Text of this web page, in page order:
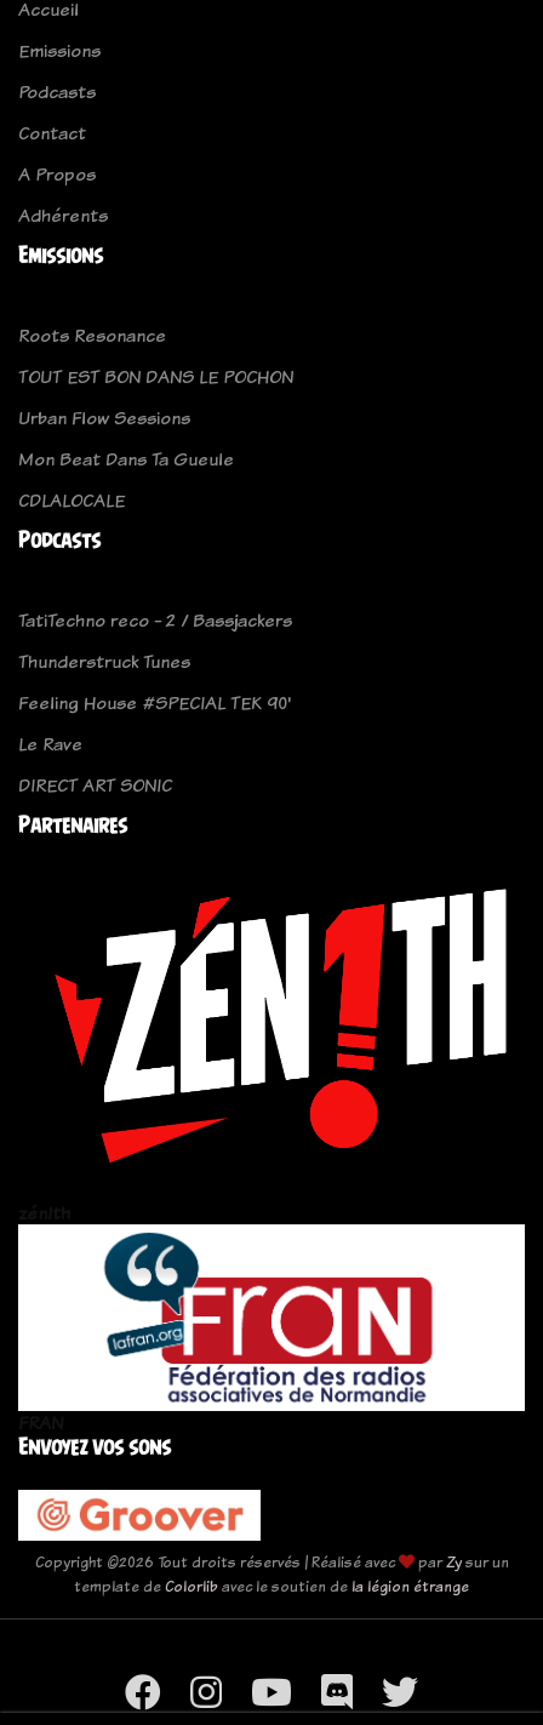
Accueil
Emissions
Podcasts
Contact
A Propos
Adhérents
Emissions
Roots Resonance
TOUT EST BON DANS LE POCHON
Urban Flow Sessions
Mon Beat Dans Ta Gueule
CDLALOCALE
Podcasts
TatiTechno reco - 2 / Bassjackers
Thunderstruck Tunes
Feeling House #SPECIAL TEK 90'
Le Rave
DIRECT ART SONIC
Partenaires
Envoyez vos sons
Copyright ©2026 Tout droits réservés | Réalisé avec parZysur un
template deColorlibavec le soutien de la légion étrange